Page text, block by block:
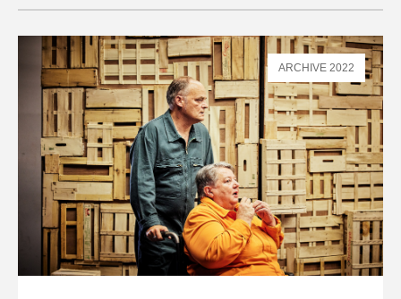
ARCHIVE 2022